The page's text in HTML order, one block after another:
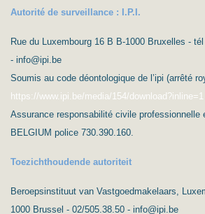
Autorité de surveillance : I.P.I.
Rue du Luxembourg 16 B B-1000 Bruxelles -
- info@ipi.be
Soumis au code déontologique de l’ipi (arrêté
https://www.ipi.be/media/154/download?inline=1
Assurance responsabilité civile professionnelle
BELGIUM police 730.390.160.
Toezichthoudende autoriteit
Beroepsinstituut van Vastgoedmakelaars,
1000 Brussel - 02/505.38.50 - info@ipi.be